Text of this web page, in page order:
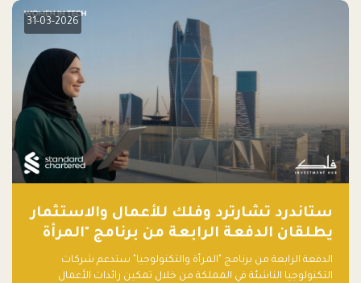
31-03-2026
ستاندرد تشارترد وفلك للأعمال والاستثمار
يطلقان الدفعة الرابعة من برنامج "المرأة
والتكنولوجيا" لعام 2026 في المملكة
العربية السعودية
الدفعة الرابعة من برنامج "المرأة والتكنولوجيا" ستدعم شركات
التكنولوجيا الناشئة في المملكة من خلال تمكين رائدات الأعمال